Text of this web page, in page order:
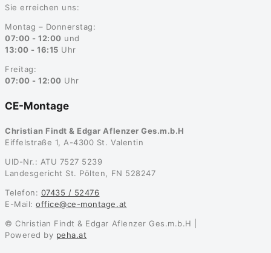
Sie erreichen uns:
Montag – Donnerstag:
07:00 - 12:00 und
13:00 - 16:15 Uhr
Freitag:
07:00 - 12:00 Uhr
CE-Montage
Christian Findt & Edgar Aflenzer Ges.m.b.H
Eiffelstraße 1, A-4300 St. Valentin
UID-Nr.: ATU 7527 5239
Landesgericht St. Pölten, FN 528247
Telefon: 07435 / 52476
E-Mail:office@ce-montage.at
© Christian Findt & Edgar Aflenzer Ges.m.b.H |
Powered by peha.at